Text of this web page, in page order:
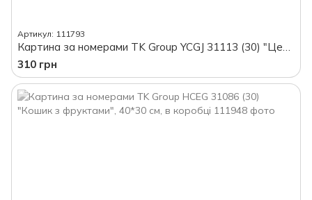
Артикул: 111793
Картина за номерами TK Group YCGJ 31113 (30) "Центральний парк, 40*50 см, в коробці
310 грн